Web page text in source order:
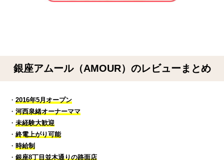
銀座アムール（AMOUR）のレビューまとめ
・ 2016年5月オープン
・ 河西泉緒オーナーママ
・ 未経験大歓迎
・ 終電上がり可能
・ 時給制
・ 銀座8丁目並木通りの路面店